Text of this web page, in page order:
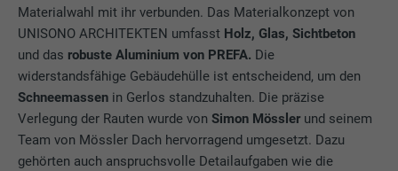
Materialwahl mit ihr verbunden. Das Materialkonzept von
UNISONO ARCHITEKTEN umfasst Holz, Glas, Sichtbeton
und das robuste Aluminium von PREFA. Die
widerstandsfähige Gebäudehülle ist entscheidend, um den
Schneemassen in Gerlos standzuhalten. Die präzise
Verlegung der Rauten wurde vonSimon Mössler und seinem
Team von Mössler Dach hervorragend umgesetzt. Dazu
gehörten auch anspruchsvolle Detailaufgaben wie die